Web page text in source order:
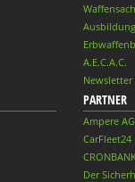
A.E.C.A.C.
Newsletter
PARTNER
Ampere AG
CarFleet24
Der